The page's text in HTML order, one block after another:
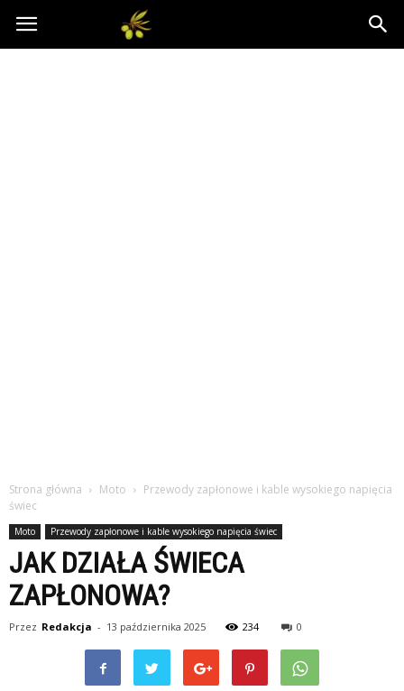
Oliwkowo.pl
Strona główna Moto
Przewody zapłonowe i kable wysokiego napięcia
świec
Moto Przewody zapłonowe i kable wysokiego napięcia świec
JAK DZIAŁA ŚWIECA
ZAPŁONOWA?
Przez Redakcja - 13 października 2025 234 0